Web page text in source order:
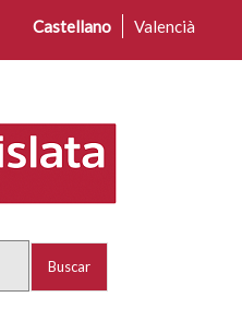
Castellano Valencià